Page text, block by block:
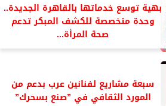
بهية توسع خدماتها بالقاهرة الجديدة..
وحدة متخصصة للكشف المبكر تدعم
صحة المرأة...
سبعة مشاريع لفنانين عرب بدعم من
المورد الثقافي في ”صنع بسحرك”